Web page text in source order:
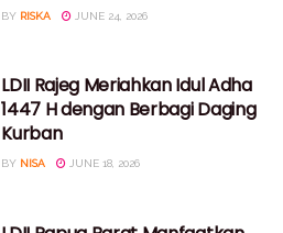
BY RISKA JUNE 24, 2026
LDII Rajeg Meriahkan Idul Adha
1447 H dengan Berbagi Daging
Kurban
BY NISA JUNE 18, 2026